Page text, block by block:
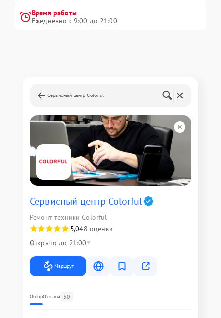
Время работы
Ежедневно с 9:00 до 21:00
Сервисный центр Colorful
Сервисный центр Colorful
Ремонт техники Colorful
5,048 оценки
Открыто до 21:00
Маршрут
ОбзорОтзывы 50